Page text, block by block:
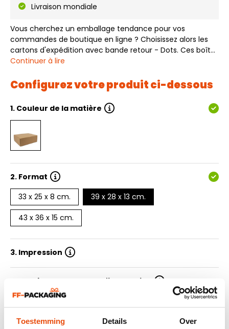
Toestemming Details Over
Livraison mondiale
Vous cherchez un emballage tendance pour vos
commandes de boutique en ligne ? Choisissez alors les
cartons d'expédition avec bande retour - Dots. Ces boîtes
d'expédition sont disponibles en différentes tailles et sont
avec bande retour - Dot…
Continuer à lire
Configurez votre produit ci-dessous
1. Couleur de la matière
2. Format
33 x 25 x 8 cm.
39 x 28 x 13 cm.
43 x 36 x 15 cm.
3. Impression
4. Nombre de couleurs d'impression
5. Quantité